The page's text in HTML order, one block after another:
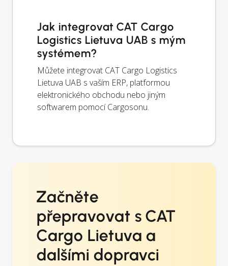
Jak integrovat CAT Cargo
Logistics Lietuva UAB s mým
systémem?
Můžete integrovat CAT Cargo Logistics
Lietuva UAB s vaším ERP, platformou
elektronického obchodu nebo jiným
softwarem pomocí Cargosonu.
Začněte
přepravovat s CAT
Cargo Lietuva a
dalšími dopravci